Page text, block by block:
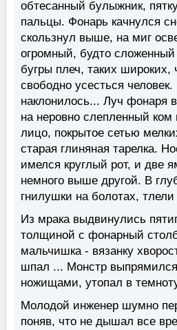
обтесанный булыжник,
пальцы. Фонарь качнулся
скользнул выше, на миг
огромный, будто сложенный
бугры плеч, таких широких,
свободно усесться
наклонилось... Луч фонаря
на неровно слепленный ком
лицо, покрытое сетью
старая глиняная тарелка.
имелся круглый рот, и две
немного выше другой. В
гнилушки на болотах, тлели
Из мрака выдвинулись
толщиной с фонарный
мальчишка - вязанку
шпал ... Монстр
ножищами, утопал в
Молодой инженер шумно
поняв, что не дышал все